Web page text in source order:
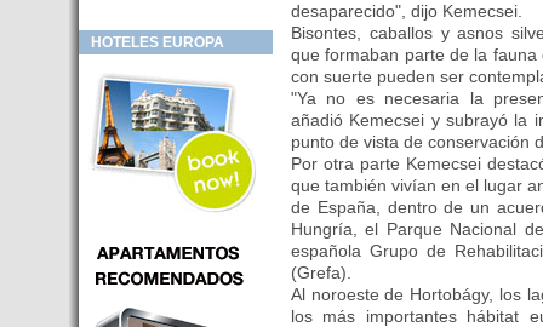
Hotel en venta en zona PRIME
- Inversor para hotel
- Hotel en venta Budapest
- Budapest y Cracovia, las
ciudades de moda en 2018
- Inaugurado en BUDAPEST el
puede ser controlado por
Smarthfones de sus clientes
- HOTEL Moments Budapest,
HOTELES EUROPA
desaparecido", dijo Kemecsei.
Bisontes, caballos y asnos
que formaban parte de la
con suerte pueden ser
"Ya no es necesaria la
añadió Kemecsei y subrayó la
punto de vista de conservación
Por otra parte Kemecsei
que también vivían en el lugar
de España, dentro de un
Hungría, el Parque Nacional
española Grupo de
(Grefa).
Al noroeste de Hortobágy, los
los más importantes hábitat